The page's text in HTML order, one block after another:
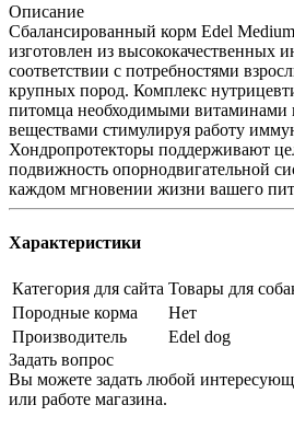
Описание
Сбалансированный корм Edel
изготовлен из высококачественных
соответствии с потребностями
крупных пород. Комплекс
питомца необходимыми
веществами стимулируя работу
Хондропротекторы поддерживают
подвижность опорнодвигательной
каждом мгновении жизни вашего
Характеристики
Категория для сайта Товары для
Породные корма
Нет
Производитель
Edel dog
Задать вопрос
Вы можете задать любой
или работе магазина.